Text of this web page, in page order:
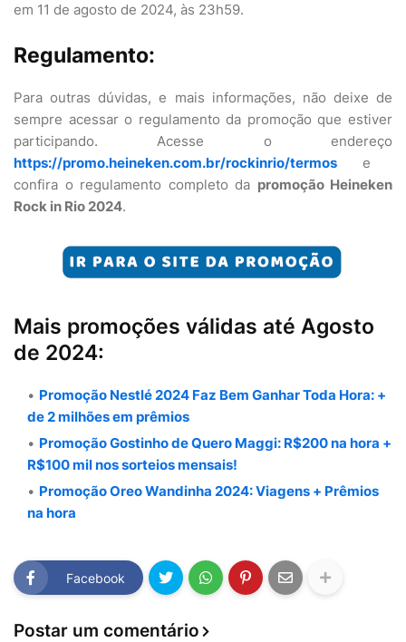
em 11 de agosto de 2024, às 23h59.
Regulamento:
Para outras dúvidas, e mais informações, não deixe de
sempre acessar o regulamento da promoção que estiver
participando. Acesse o endereço
https://promo.heineken.com.br/rockinrio/termos e
confira o regulamento completo da promoção Heineken
Rock in Rio 2024.
Mais promoções válidas até Agosto
de 2024:
Promoção Nestlé 2024 Faz Bem Ganhar Toda Hora: +
de 2 milhões em prêmios
Promoção Gostinho de Quero Maggi: R$200 na hora +
R$100 mil nos sorteios mensais!
Promoção Oreo Wandinha 2024: Viagens + Prêmios
na hora
Facebook
Postar um comentário